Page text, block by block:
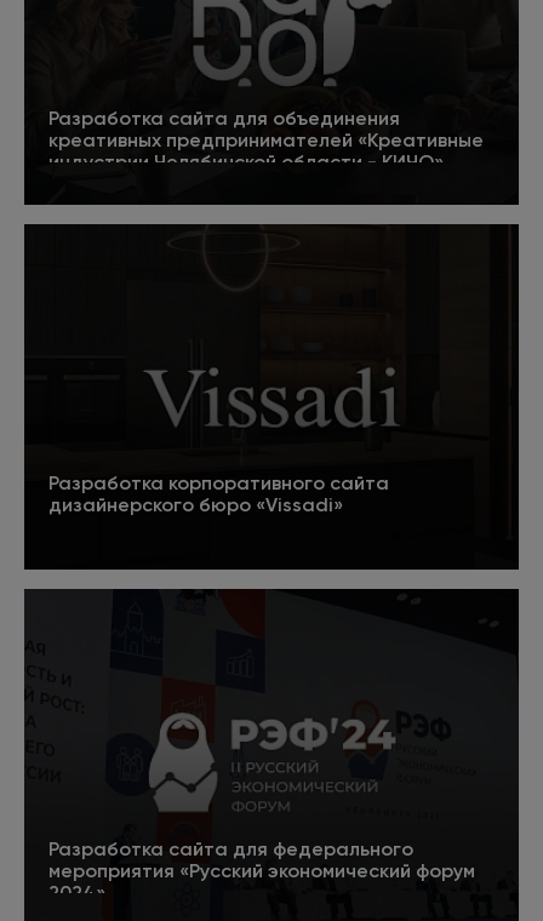
Разработка сайта для объединения
креативных предпринимателей «Креативные
индустрии Челябинской области - КИЧО»
Подробнее 5
Разработка корпоративного сайта
дизайнерского бюро «Vissadi»
Подробнее
Разработка сайта для федерального
мероприятия «Русский экономический форум
2024»